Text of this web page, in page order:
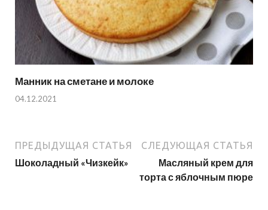
Манник на сметане и молоке
04.12.2021
ПРЕДЫДУЩАЯ СТАТЬЯ
Шоколадный «Чизкейк»
СЛЕДУЮЩАЯ СТАТЬЯ
Масляный крем для
торта с яблочным пюре